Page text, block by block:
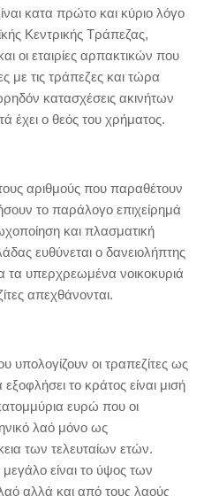
κατα πρώτο και κύριο λόγο
Κεντρικής Τράπεζας,
οι εταιρίες αρπακτικών που
με τις τράπεζες και τώρα
κατασχέσεις ακινήτων
έχει ο θεός του χρήματος.
αριθμούς που παραθέτουν
το παράλογο επιχείρημά
και πλασματική
ευθύνεται ο δανειολήπτης
τα υπερχρεωμένα νοικοκυριά
απεχθάνονται.
υπολογίζουν οι τραπεζίτες ως
το κράτος είναι μισή
ευρώ που οι
λαό μόνο ως
των τελευταίων ετών.
είναι το ύψος των
αλλά και από τους λαούς